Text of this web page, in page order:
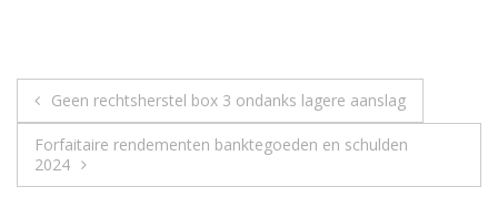
Berichtnavigatie
Geen rechtsherstel box 3 ondanks lagere aanslag
Forfaitaire rendementen banktegoeden en schulden
2024